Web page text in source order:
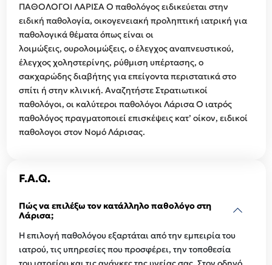
ΠΑΘΟΛΟΓΟΙ ΛΑΡΙΣΑ Ο παθολόγος ειδικεύεται στην
ειδική παθολογία, οικογενειακή προληπτική ιατρική για
παθολογικά θέματα όπως είναι οι
λοιμώξεις, ουρολοιμώξεις, ο έλεγχος αναπνευστικού,
έλεγχος χοληστερίνης, ρύθμιση υπέρτασης, ο
σακχαρώδης διαβήτης για επείγοντα περιστατικά στο
σπίτι ή στην κλινική. Αναζητήστε Στρατιωτικοί
παθολόγοι, οι καλύτεροι παθολόγοι Λάρισα Ο ιατρός
παθολόγος πραγματοποιεί επισκέψεις κατ’ οίκον, ειδικοί
παθολογοι στον Νομό Λάρισας.
F.A.Q.
Πώς να επιλέξω τον κατάλληλο παθολόγο στη
Λάρισα;
Η επιλογή παθολόγου εξαρτάται από την εμπειρία του
ιατρού, τις υπηρεσίες που προσφέρει, την τοποθεσία